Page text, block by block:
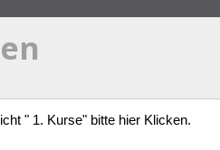
" 1. Kurse" bitte hier Klicken.